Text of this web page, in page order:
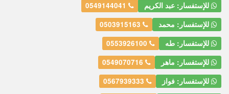
للإستفسار: عبد الكريم
للإستفسار: محمد
للإستفسار: طه
للإستفسار: ماهر
للإستفسار: فواز